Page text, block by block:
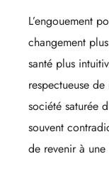
L’engouement
changement
santé plus
respectueuse
société saturée
souvent
de revenir à